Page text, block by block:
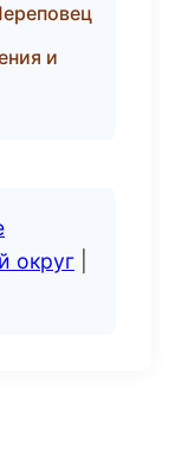
и
округ